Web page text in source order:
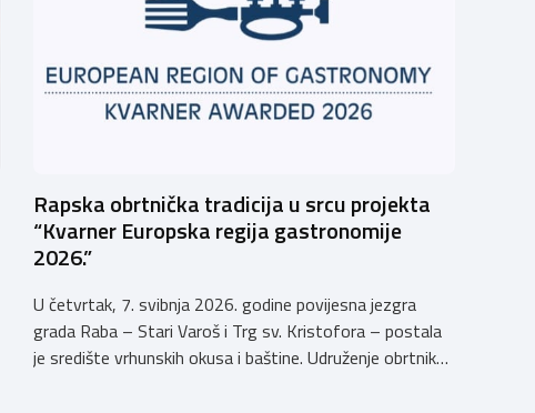
Rapska obrtnička tradicija u srcu projekta
“Kvarner Europska regija gastronomije
2026.”
U četvrtak, 7. svibnja 2026. godine povijesna jezgra
grada Raba – Stari Varoš i Trg sv. Kristofora – postala
je središte vrhunskih okusa i baštine. Udruženje obrtnika